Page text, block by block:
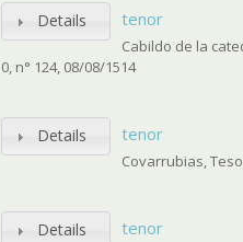
Details tenor
Cabildo de la
0, n° 124, 08/08/1514
Details tenor
Covarrubias,
Details tenor